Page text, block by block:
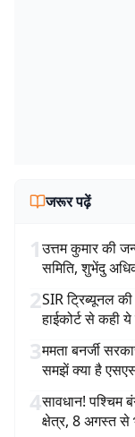
जरूर पढ़ें
1उत्तम कुमार की
समिति, शुभेंदु
2SIR ट्रिब्यूनल
हाईकोर्ट से कही ये
3ममता बनर्जी
समझें क्या है
4सावधान! पश्चिम
क्षेत्र, 8 अगस्त से